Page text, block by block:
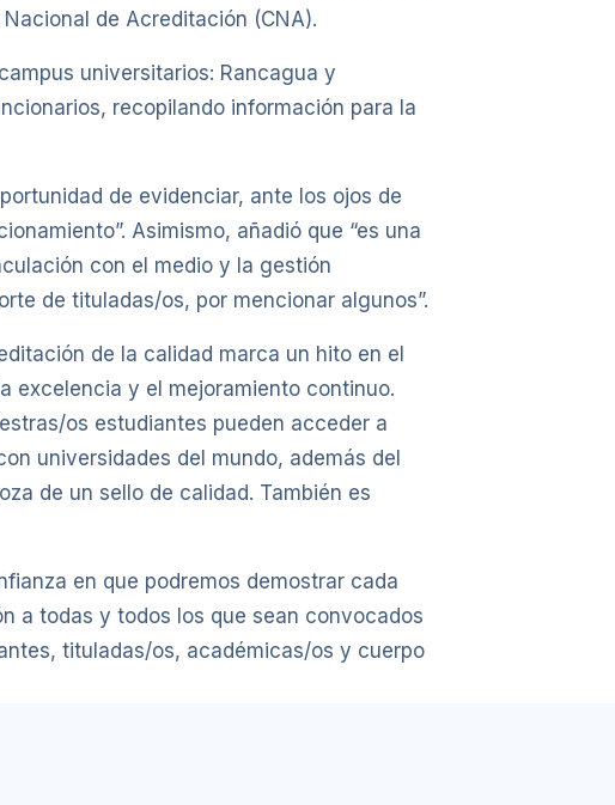
de Acreditación (CNA).
universitarios: Rancagua y
recopilando información para la
de evidenciar, ante los ojos de
Asimismo, añadió que “es una
con el medio y la gestión
de tituladas/os, por mencionar algunos”.
de la calidad marca un hito en el
excelencia y el mejoramiento continuo.
os estudiantes pueden acceder a
universidades del mundo, además del
de un sello de calidad. También es
en que podremos demostrar cada
a todas y todos los que sean convocados
tituladas/os, académicas/os y cuerpo